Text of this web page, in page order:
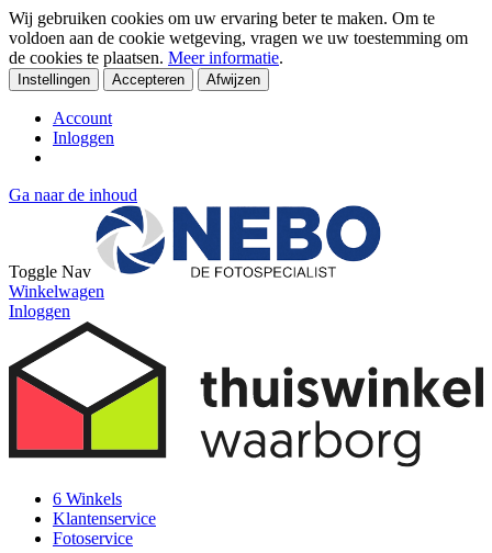
Wij gebruiken cookies om uw ervaring beter te maken. Om te
voldoen aan de cookie wetgeving, vragen we uw toestemming om
de cookies te plaatsen. Meer informatie.
Instellingen Accepteren Afwijzen
Account
Inloggen
Ga naar de inhoud
Toggle Nav
Winkelwagen
Inloggen
6 Winkels
Klantenservice
Fotoservice